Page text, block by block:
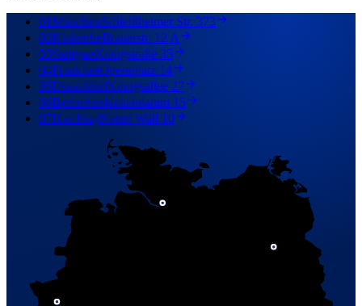
01MünchenSchleißheimer Str. 373
02KarlsruheBrauerstr. 12 A
03StuttgartKönigstraße 35
04FrankfurtOpernplatz 14
05DüsseldorfKönigsallee 27
06BerlinKurfürstendamm 15
07HamburgNeuer Wall 10